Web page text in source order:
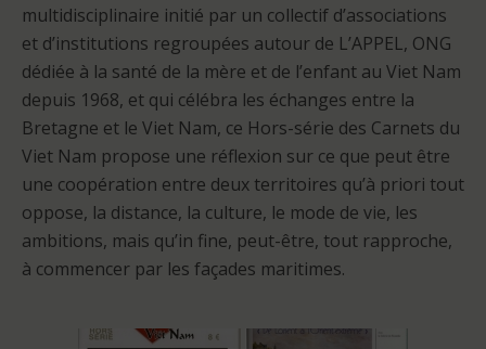
multidisciplinaire initié par un collectif d’associations
et d’institutions regroupées autour de L’APPEL, ONG
dédiée à la santé de la mère et de l’enfant au Viet Nam
depuis 1968, et qui célébra les échanges entre la
Bretagne et le Viet Nam, ce Hors-série des Carnets du
Viet Nam propose une réflexion sur ce que peut être
une coopération entre deux territoires qu’à priori tout
oppose, la distance, la culture, le mode de vie, les
ambitions, mais qu’in fine, peut-être, tout rapproche,
à commencer par les façades maritimes.